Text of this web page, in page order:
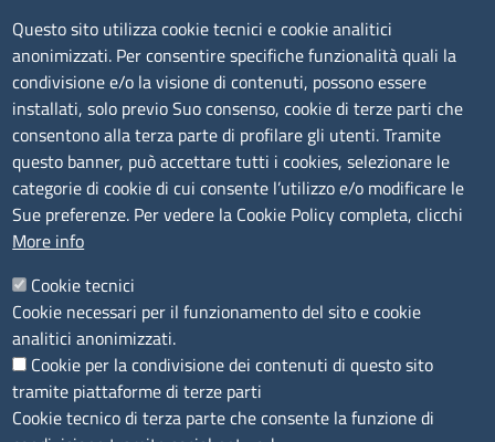
Contatti
Sede Legale di Latina: Viale Umberto I, 80 - 04100 (LT)
tel. 0773/6721
Sede di Frosinone: Via Alcide De Gasperi, 1 - 03100 (FR)
tel. 0775/2751
Peccciaa@pec.frlt.camcom.it
Ufficio relazioni con il pubblico
Codice Fiscale e Partita Iva: 02957560598
Codice univoco ufficio fatt.elettronica: 1TOEDU
Seguici su
Questo sito utilizza cookie tecnici e cookie analitici
anonimizzati. Per consentire specifiche funzionalità quali la
condivisione e/o la visione di contenuti, possono essere
installati, solo previo Suo consenso, cookie di terze parti che
consentono alla terza parte di profilare gli utenti. Tramite
questo banner, può accettare tutti i cookies, selezionare le
categorie di cookie di cui consente l’utilizzo e/o modificare le
Sue preferenze. Per vedere la Cookie Policy completa, clicchi
More info
Cookie tecnici
Cookie necessari per il funzionamento del sito e cookie
analitici anonimizzati.
Cookie per la condivisione dei contenuti di questo sito
tramite piattaforme di terze parti
Cookie tecnico di terza parte che consente la funzione di